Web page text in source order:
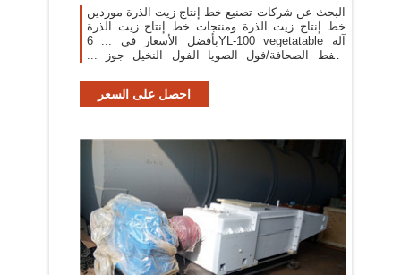
البحث عن شركات تصنيع خط إنتاج زيت الذرة موردين
خط إنتاج زيت الذرة ومنتجات خط إنتاج زيت الذرة
بأفضل الأسعار في ... 6YL-100 vegetatable آلة
النفط الصحافة/فول الصويا الفول النخيل جوز ...
احصل على السعر